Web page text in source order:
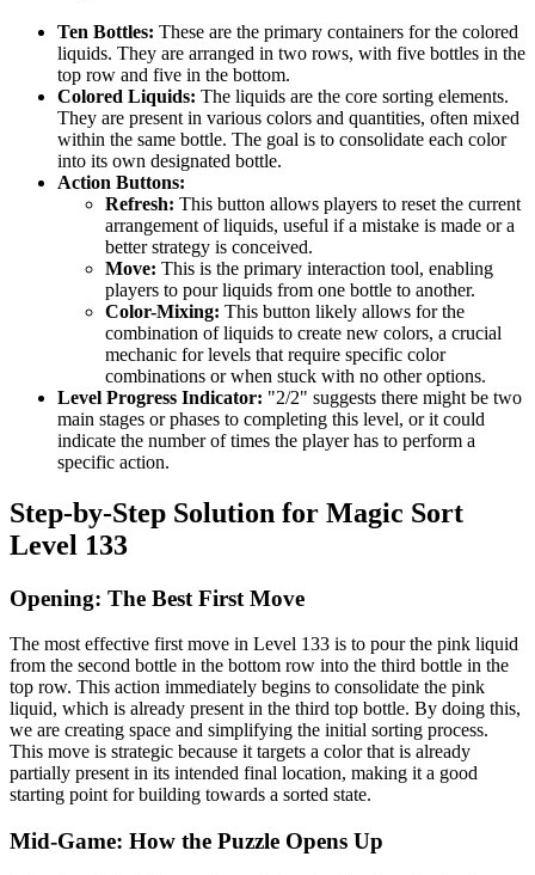
Ten Bottles: These are the primary containers for the colored
liquids. They are arranged in two rows, with five bottles in the
top row and five in the bottom.
Colored Liquids: The liquids are the core sorting elements.
They are present in various colors and quantities, often mixed
within the same bottle. The goal is to consolidate each color
into its own designated bottle.
Action Buttons:
Refresh: This button allows players to reset the current
arrangement of liquids, useful if a mistake is made or a
better strategy is conceived.
Move: This is the primary interaction tool, enabling
players to pour liquids from one bottle to another.
Color-Mixing: This button likely allows for the
combination of liquids to create new colors, a crucial
mechanic for levels that require specific color
combinations or when stuck with no other options.
Level Progress Indicator: "2/2" suggests there might be two
main stages or phases to completing this level, or it could
indicate the number of times the player has to perform a
specific action.
Step-by-Step Solution for Magic Sort
Level 133
Opening: The Best First Move
The most effective first move in Level 133 is to pour the pink liquid
from the second bottle in the bottom row into the third bottle in the
top row. This action immediately begins to consolidate the pink
liquid, which is already present in the third top bottle. By doing this,
we are creating space and simplifying the initial sorting process.
This move is strategic because it targets a color that is already
partially present in its intended final location, making it a good
starting point for building towards a sorted state.
Mid-Game: How the Puzzle Opens Up